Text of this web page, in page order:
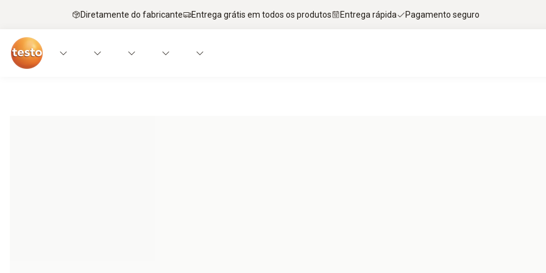
Diretamente do fabricante Entrega grátis em todos os produtos Entrega rápida Pagamento seguro